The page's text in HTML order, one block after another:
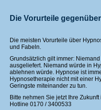
Die Vorurteile
Die meisten Vorurteile über
und Fabeln.
Grundsätzlich gilt immer:
ausgeliefert. Niemand würde in
ablehnen würde. Hypnose ist
Hypnosetherapie nicht mit einer
Geringste miteinander zu tun.
Bitte nehmen Sie jetzt Ihre
Hotline 0170 / 3400533